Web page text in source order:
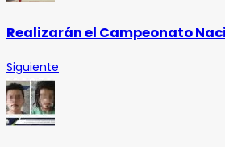
Realizarán el Campeonato
Siguiente